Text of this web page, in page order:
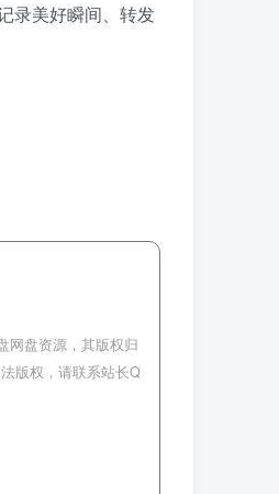
录美好瞬间、转发
网盘资源，其版权归
版权，请联系站长Q